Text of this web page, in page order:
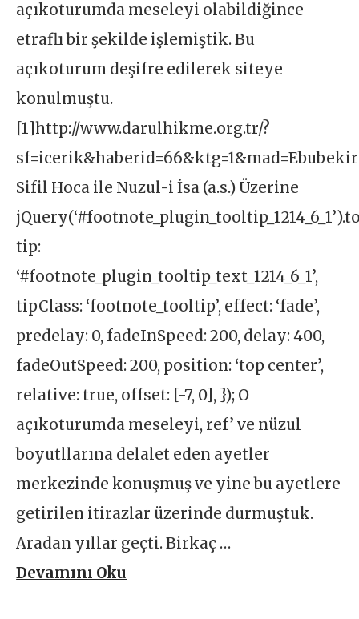
açıkoturumda meseleyi olabildiğince
etraflı bir şekilde işlemiştik. Bu
açıkoturum deşifre edilerek siteye
konulmuştu.
[1]http://www.darulhikme.org.tr/?
sf=icerik&haberid=66&ktg=1&mad=Ebubekir
Sifil Hoca ile Nuzul-i İsa (a.s.) Üzerine
tip:
‘#footnote_plugin_tooltip_text_1214_6_1’,
tipClass: ‘footnote_tooltip’, effect: ‘fade’,
predelay: 0, fadeInSpeed: 200, delay: 400,
fadeOutSpeed: 200, position: ‘top center’,
relative: true, offset: [-7, 0], }); O
açıkoturumda meseleyi, ref’ ve nüzul
boyutllarına delalet eden ayetler
merkezinde konuşmuş ve yine bu ayetlere
getirilen itirazlar üzerinde durmuştuk.
Aradan yıllar geçti. Birkaç …
Devamını Oku